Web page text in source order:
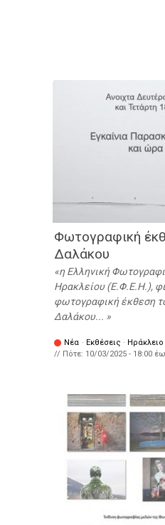
Φωτογραφική
Δαλάκου
η Ελληνική
Ηρακλείου (Ε.Φ.Ε.Η.),
φωτογραφική έκθεση
Δαλάκου...
Νέα · Εκθέσεις ·
// Πότε: 10/03/2025 - 18:00